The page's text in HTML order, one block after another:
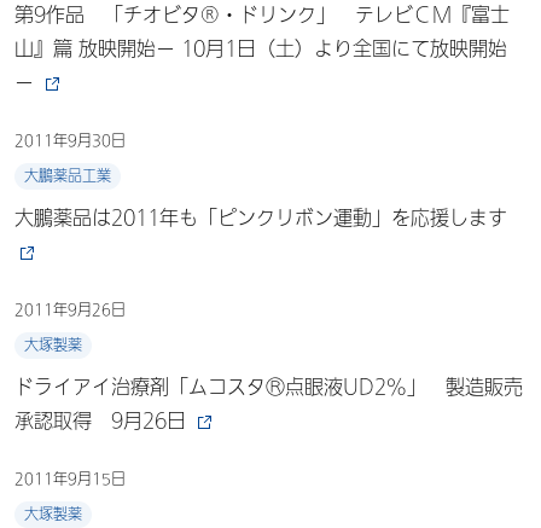
第9作品 「チオビタ®・ドリンク」 テレビＣＭ『富士
山』篇 放映開始－ 10月1日（土）より全国にて放映開始
－
2011年9月30日
大鵬薬品工業
大鵬薬品は2011年も「ピンクリボン運動」を応援します
2011年9月26日
大塚製薬
ドライアイ治療剤「ムコスタⓇ点眼液UD2%」 製造販売
承認取得 9月26日
2011年9月15日
大塚製薬